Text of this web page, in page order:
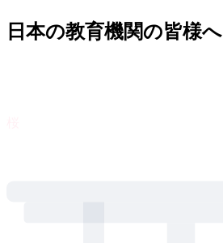
日本の教育機関の皆様へ